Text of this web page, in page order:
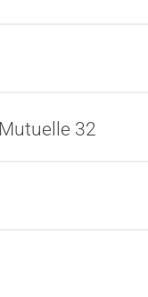
32